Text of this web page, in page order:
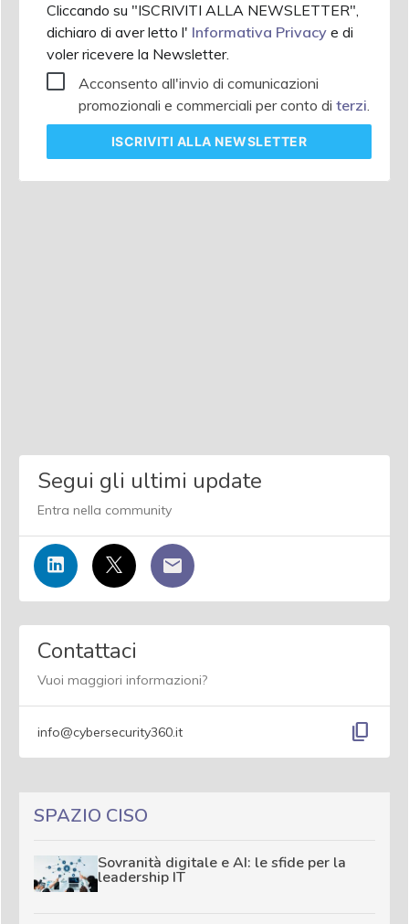
Cliccando su "ISCRIVITI ALLA NEWSLETTER",
dichiaro di aver letto l' Informativa Privacy e di
voler ricevere la Newsletter.
Acconsento all'invio di comunicazioni
promozionali e commerciali per conto di terzi.
ISCRIVITI ALLA NEWSLETTER
Segui gli ultimi update
Entra nella community
Contattaci
Vuoi maggiori informazioni?
info@cybersecurity360.it content_copy
SPAZIO CISO
Sovranità digitale e AI: le sfide per la
leadership IT